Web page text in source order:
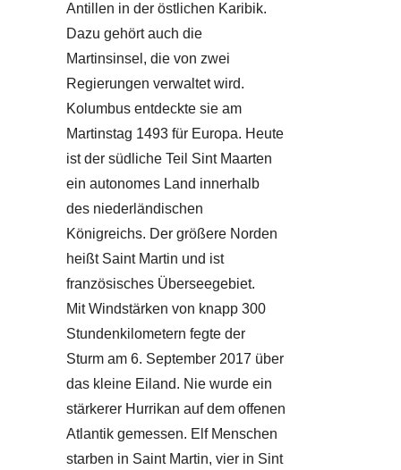
Antillen in der östlichen Karibik.
Dazu gehört auch die
Martinsinsel, die von zwei
Regierungen verwaltet wird.
Kolumbus entdeckte sie am
Martinstag 1493 für Europa. Heute
ist der südliche Teil Sint Maarten
ein autonomes Land innerhalb
des niederländischen
Königreichs. Der größere Norden
heißt Saint Martin und ist
französisches Überseegebiet.
Mit Windstärken von knapp 300
Stundenkilometern fegte der
Sturm am 6. September 2017 über
das kleine Eiland. Nie wurde ein
stärkerer Hurrikan auf dem offenen
Atlantik gemessen. Elf Menschen
starben in Saint Martin, vier in Sint